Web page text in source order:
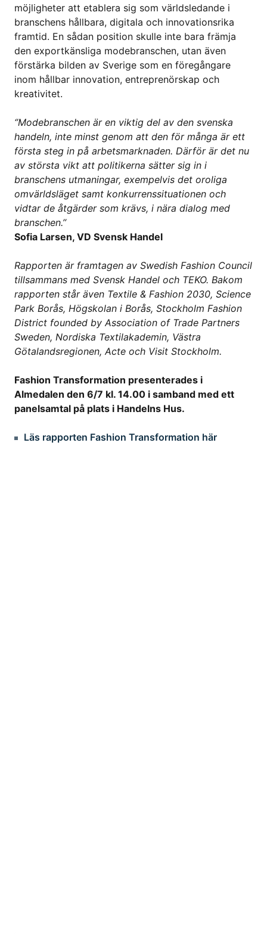
möjligheter att etablera sig som världsledande i
branschens hållbara, digitala och innovationsrika
framtid. En sådan position skulle inte bara främja
den exportkänsliga modebranschen, utan även
förstärka bilden av Sverige som en föregångare
inom hållbar innovation, entreprenörskap och
kreativitet.
‘’Modebranschen är en viktig del av den svenska
handeln, inte minst genom att den för många är ett
första steg in på arbetsmarknaden. Därför är det nu
av största vikt att politikerna sätter sig in i
branschens utmaningar, exempelvis det oroliga
omvärldsläget samt konkurrenssituationen och
vidtar de åtgärder som krävs, i nära dialog med
branschen.’’
Sofia Larsen, VD Svensk Handel
Rapporten är framtagen av Swedish Fashion Council
tillsammans med Svensk Handel och TEKO. Bakom
rapporten står även Textile & Fashion 2030, Science
Park Borås, Högskolan i Borås, Stockholm Fashion
District founded by Association of Trade Partners
Sweden, Nordiska Textilakademin, Västra
Götalandsregionen, Acte och Visit Stockholm.
Fashion Transformation presenterades i
Almedalen den 6/7 kl. 14.00 i samband med ett
panelsamtal på plats i Handelns Hus.
Läs rapporten Fashion Transformation här